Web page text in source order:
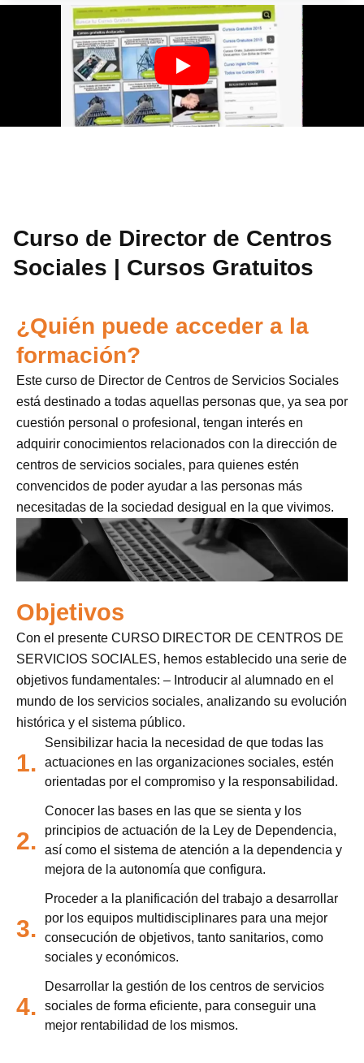
Curso de Director de Centros
Sociales | Cursos Gratuitos
¿Quién puede acceder a la
formación?
Este curso de Director de Centros de Servicios Sociales
está destinado a todas aquellas personas que, ya sea por
cuestión personal o profesional, tengan interés en
adquirir conocimientos relacionados con la dirección de
centros de servicios sociales, para quienes estén
convencidos de poder ayudar a las personas más
necesitadas de la sociedad desigual en la que vivimos.
Objetivos
Con el presente CURSO DIRECTOR DE CENTROS DE
SERVICIOS SOCIALES, hemos establecido una serie de
objetivos fundamentales: – Introducir al alumnado en el
mundo de los servicios sociales, analizando su evolución
histórica y el sistema público.
1.
Sensibilizar hacia la necesidad de que todas las
actuaciones en las organizaciones sociales, estén
orientadas por el compromiso y la responsabilidad.
2.
Conocer las bases en las que se sienta y los
principios de actuación de la Ley de Dependencia,
así como el sistema de atención a la dependencia y
mejora de la autonomía que configura.
3.
Proceder a la planificación del trabajo a desarrollar
por los equipos multidisciplinares para una mejor
consecución de objetivos, tanto sanitarios, como
sociales y económicos.
4.
Desarrollar la gestión de los centros de servicios
sociales de forma eficiente, para conseguir una
mejor rentabilidad de los mismos.